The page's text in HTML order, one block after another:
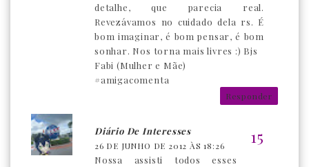
detalhe, que parecia real.
Revezávamos no cuidado dela rs. É
bom imaginar, é bom pensar, é bom
sonhar. Nos torna mais livres :) Bjs
Fabi (Mulher e Mãe)
#amigacomenta
Responder
Diário De Interesses
26 DE JUNHO DE 2012 ÀS 18:26
Nossa assisti todos esses